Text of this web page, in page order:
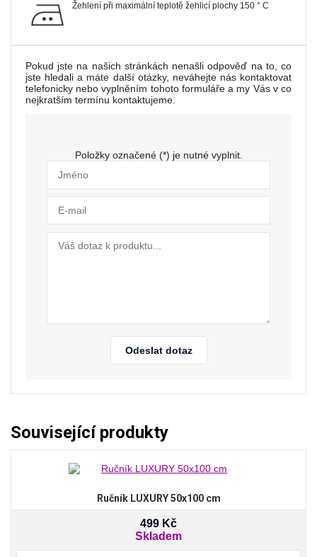
Žehlení při maximální teplotě žehlicí plochy 150 ° C
Pokud jste na našich stránkách nenašli odpověď na to, co
jste hledali a máte další otázky, neváhejte nás kontaktovat
telefonicky nebo vyplněním tohoto formuláře a my Vás v co
nejkratším termínu kontaktujeme.
Položky označené (*) je nutné vyplnit.
Odeslat dotaz
Související produkty
Ručník LUXURY 50x100 cm
499 Kč
Skladem